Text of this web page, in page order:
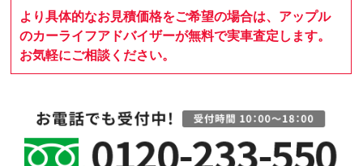
より具体的なお見積価格をご希望の場合は、アップル
のカーライフアドバイザーが無料で実車査定します。
お気軽にご相談ください。